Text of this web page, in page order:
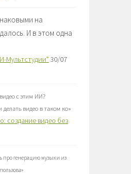
на
И в этом одна
Мультстудии" 30/07
с этим ИИ?
видео в таком ко»
создание видео без
про генерацию музыки из
»